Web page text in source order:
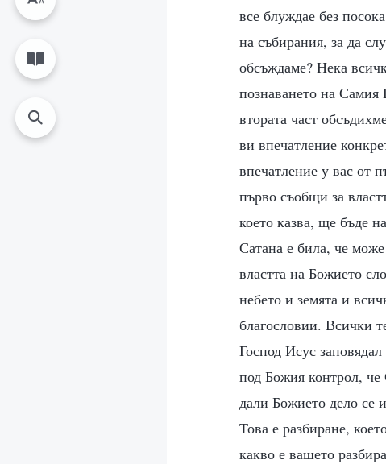
все блуждае без
на събирания, за да
обсъждаме? Нека
познаването на Самия
втората част
ви впечатление
впечатление у вас от
първо съобщи за
което казва, ще бъде
Сатана е била, че
властта на Божието
небето и земята и
благословии. Всички
Господ Исус
под Божия контрол, че
дали Божието дело се
Това е разбиране,
какво е вашето